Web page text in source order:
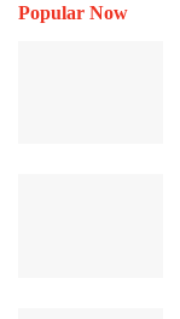
Popular Now